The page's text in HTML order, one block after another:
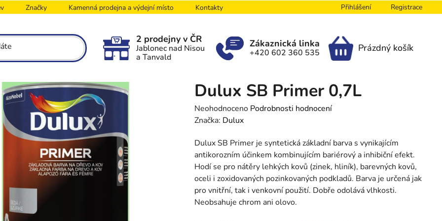
Značky Kamenná prodejna a výdejní místo Kontakty Přihlášení Registrace
NÁKUPNÍ
KOŠÍK
Prázdný košík
Zákaznická linka
+420 602 360 535
2 prodejny v ČR
Jablonec nad Nisou
a Tanvald
Dulux SB Primer 0,7L
Průměrné
hodnocení
je
0,0
z
5
hvězdiček.
Neohodnoceno Podrobnosti hodnocení
Značka: Dulux
Dulux SB Primer je syntetická základní barva s vynikajícím
antikorozním účinkem kombinujícím bariérový a inhibiční efekt.
Hodí se pro nátěry lehkých kovů (zinek, hliník), barevných kovů,
oceli i zoxidovaných pozinkovaných podkladů. Barva je určená jak
pro vnitřní, tak i venkovní použití. Dobře odolává vlhkosti.
Neobsahuje chrom ani olovo.